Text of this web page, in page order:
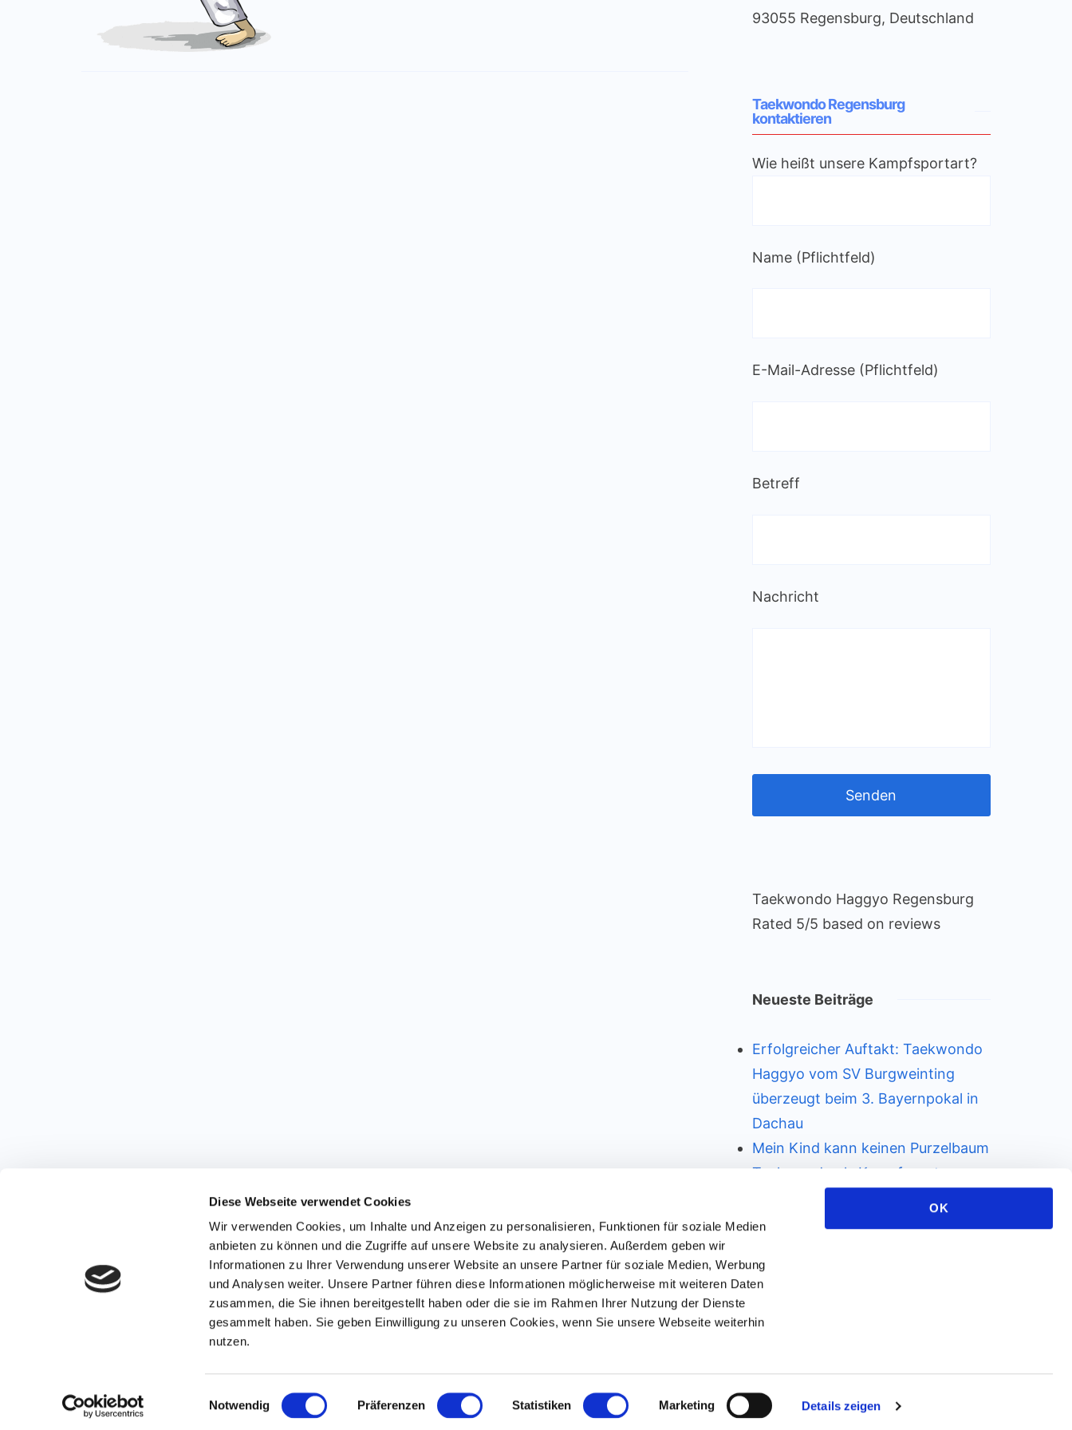
Diese Webseite verwendet Cookies
Wir verwenden Cookies, um Inhalte und Anzeigen zu personalisieren, Funktionen für soziale Medien
anbieten zu können und die Zugriffe auf unsere Website zu analysieren. Außerdem geben wir
Informationen zu Ihrer Verwendung unserer Website an unsere Partner für soziale Medien, Werbung
und Analysen weiter. Unsere Partner führen diese Informationen möglicherweise mit weiteren Daten
zusammen, die Sie ihnen bereitgestellt haben oder die sie im Rahmen Ihrer Nutzung der Dienste
gesammelt haben. Sie geben Einwilligung zu unseren Cookies, wenn Sie unsere Webseite weiterhin
nutzen.
Einwilligungsauswahl
Notwendig Präferenzen Statistiken Marketing Details zeigen
OK
93055 Regensburg, Deutschland
Taekwondo Regensburg
kontaktieren
Wie heißt unsere Kampfsportart?
Name (Pflichtfeld)
E-Mail-Adresse (Pflichtfeld)
Betreff
Nachricht
Taekwondo Haggyo Regensburg
Rated 5/5 based on reviews
Neueste Beiträge
Erfolgreicher Auftakt: Taekwondo
Haggyo vom SV Burgweinting
überzeugt beim 3. Bayernpokal in
Dachau
Mein Kind kann keinen Purzelbaum
Taekwondo als Kampfsport –
Wie Kampfsport die schulische
Taekwondo gegen Mobbing
Copyright © 2026 - Powered by Rishi Theme